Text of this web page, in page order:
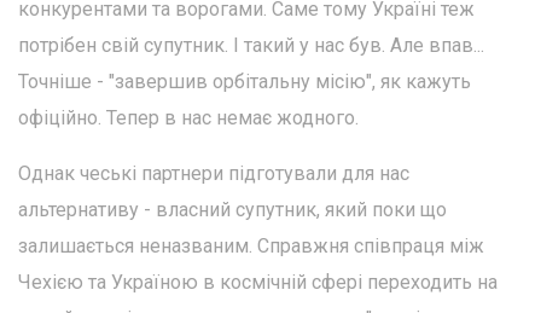
конкурентами та ворогами. Саме тому Україні теж
потрібен свій супутник. І такий у нас був. Але впав...
Точніше - "завершив орбітальну місію", як кажуть
офіційно. Тепер в нас немає жодного.
Однак чеські партнери підготували для нас
альтернативу - власний супутник, який поки що
залишається неназваним. Справжня співпраця між
Чехією та Україною в космічній сфері переходить на